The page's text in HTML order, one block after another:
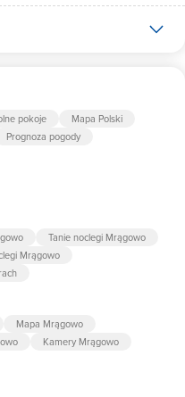
formy płatności: gotówka,
pokoje
Mapa Polski
Prognoza pogody
Tanie noclegi Mrągowo
Mrągowo
Mapa Mrągowo
Kamery Mrągowo